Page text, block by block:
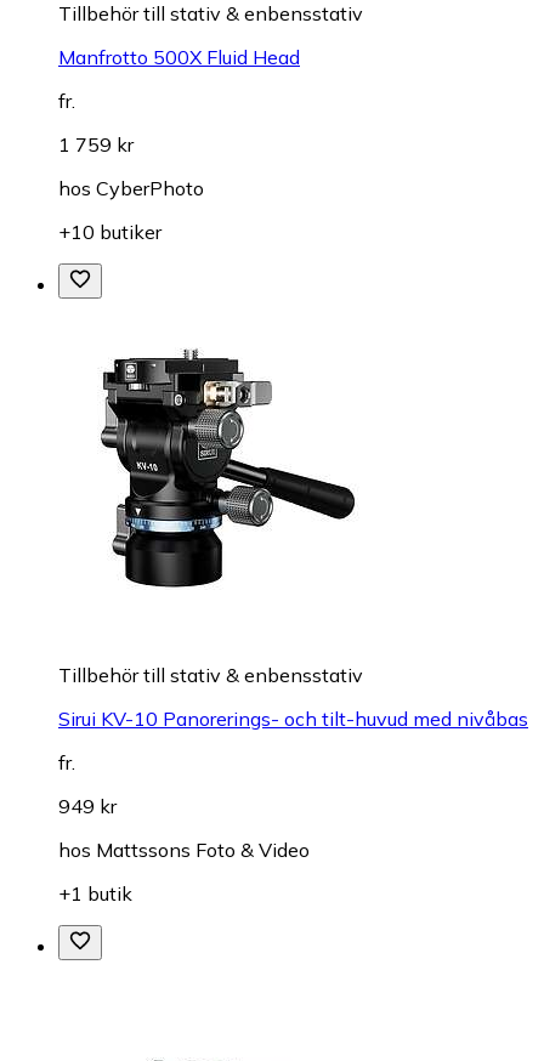
Tillbehör till stativ & enbensstativ
Manfrotto 500X Fluid Head
fr.
1 759 kr
hos CyberPhoto
+10 butiker
Tillbehör till stativ & enbensstativ
Sirui KV-10 Panorerings- och tilt-huvud med nivåbas
fr.
949 kr
hos Mattssons Foto & Video
+1 butik